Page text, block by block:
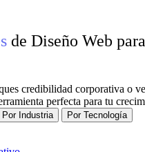
de Diseño Web
credibilidad corporativa o
perfecta para tu
Por Industria Por Tecnología